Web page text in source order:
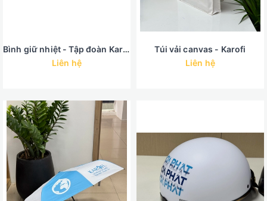
Bình giữ nhiệt - Tập đoàn Karofi
Liên hệ
Túi vải canvas - Karofi
Liên hệ